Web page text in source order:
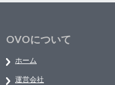
OVOについて
ホーム
運営会社